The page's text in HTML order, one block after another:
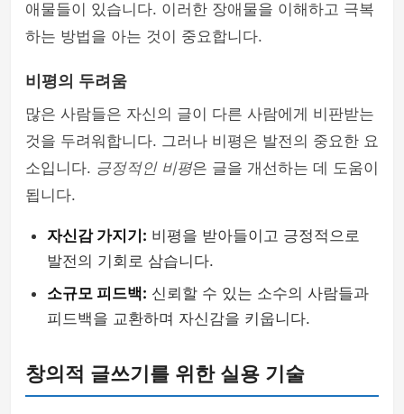
애물들이 있습니다. 이러한 장애물을 이해하고 극복
하는 방법을 아는 것이 중요합니다.
비평의 두려움
많은 사람들은 자신의 글이 다른 사람에게 비판받는
것을 두려워합니다. 그러나 비평은 발전의 중요한 요
소입니다. 긍정적인 비평은 글을 개선하는 데 도움이
됩니다.
자신감 가지기: 비평을 받아들이고 긍정적으로
발전의 기회로 삼습니다.
소규모 피드백: 신뢰할 수 있는 소수의 사람들과
피드백을 교환하며 자신감을 키웁니다.
창의적 글쓰기를 위한 실용 기술